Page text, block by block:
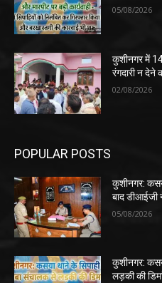
05/08/2026
कुशीनगर में 14
रंगदारी न देने
02/08/2026
POPULAR POSTS
कुशीनगर:
बाद डीआईजी
05/08/2026
कुशीनगर:
लड़की की